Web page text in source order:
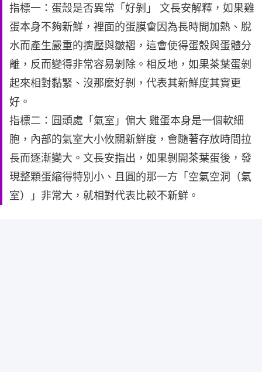
指標一：蛋殼是否異常「好剝」 文長安解釋，如果雞
蛋本身不夠新鮮，裡面的蛋膜會因為長時間加熱、脫
水而產生嚴重的擠壓與皺褶，這會使得蛋殼與蛋體分
離，反而變得非常容易剝除。相反地，如果茶葉蛋剝
起來相對黏緊、沒那麼好剝，代表其新鮮度其實更
好。
指標二：圓頭處「氣室」偏大 雞蛋本身是一個軟細
胞，內部的氣室大小攸關新鮮度，會隨著存放時間拉
長而逐漸變大。文長安指出，如果剝開茶葉蛋後，發
現整顆蛋縮得特別小、且圓的那一方「空氣空洞（氣
室）」非常大，就相對代表比較不新鮮。